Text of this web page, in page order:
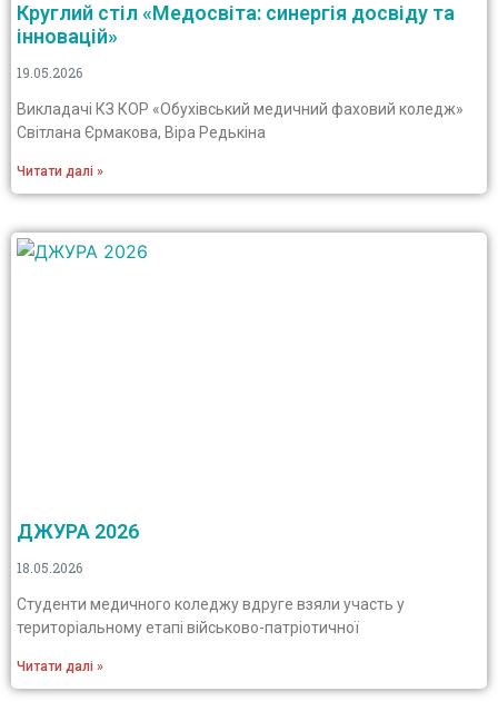
Круглий стіл «Медосвіта: синергія досвіду та
інновацій»
19.05.2026
Викладачі КЗ КОР «Обухівський медичний фаховий коледж»
Світлана Єрмакова, Віра Редькіна
Читати далі »
ДЖУРА 2026
18.05.2026
Студенти медичного коледжу вдруге взяли участь у
територіальному етапі військово-патріотичної
Читати далі »